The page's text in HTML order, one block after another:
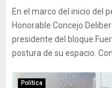
En el marco del inicio del
Honorable Concejo
presidente del bloque
postura de su espacio. Con
Política